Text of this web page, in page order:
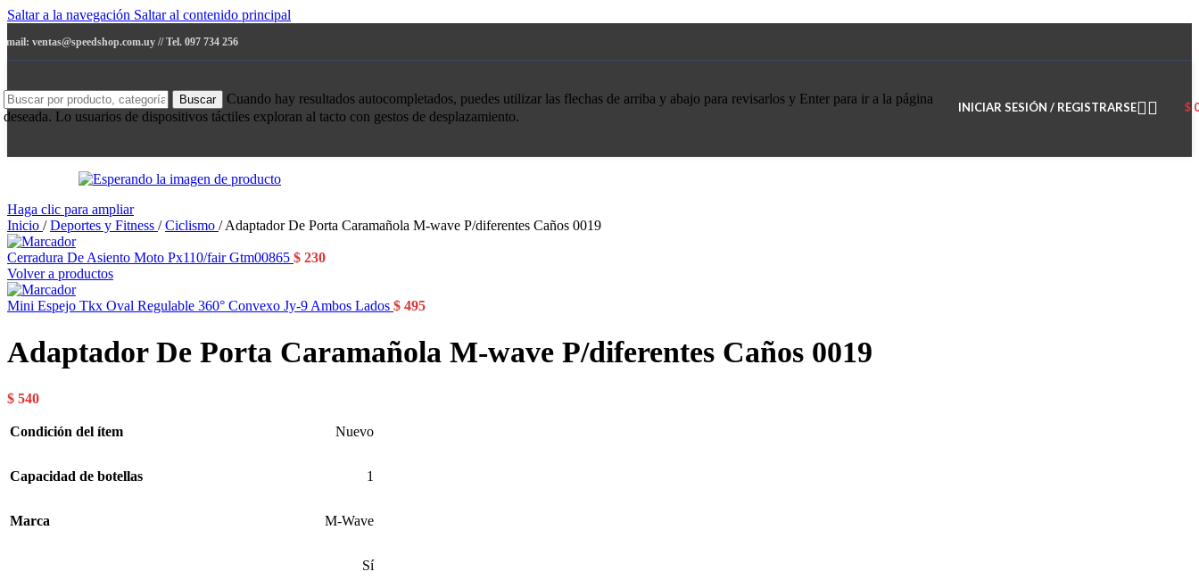
Saltar a la navegación Saltar al contenido principal
mail: ventas@speedshop.com.uy // Tel. 097 734 256
Buscar
Cuando hay resultados autocompletados, puedes utilizar las flechas de arriba y abajo para revisarlos y Enter para ir a la página
deseada. Lo usuarios de dispositivos táctiles exploran al tacto con gestos de desplazamiento.
INICIAR SESIÓN / REGISTRARSE $
Haga clic para ampliar
Inicio / Deportes y Fitness / Ciclismo / Adaptador De Porta Caramañola M-wave P/diferentes Caños 0019
Cerradura De Asiento Moto Px110/fair Gtm00865 $ 230
Volver a productos
Mini Espejo Tkx Oval Regulable 360° Convexo Jy-9 Ambos Lados $ 495
Adaptador De Porta Caramañola M-wave P/diferentes Caños 0019
$ 540
Condición del ítem Nuevo
Capacidad de botellas 1
Marca M-Wave
Sí